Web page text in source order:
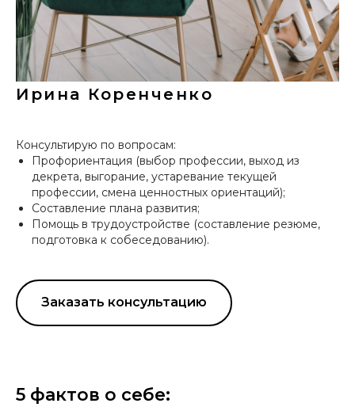
Ирина Коренченко
Консультирую по вопросам:
Профориентация (выбор профессии, выход из
декрета, выгорание, устаревание текущей
профессии, смена ценностных ориентаций);
Составление плана развития;
Помощь в трудоустройстве (составление резюме,
подготовка к собеседованию).
Заказать консультацию
5 фактов о себе: